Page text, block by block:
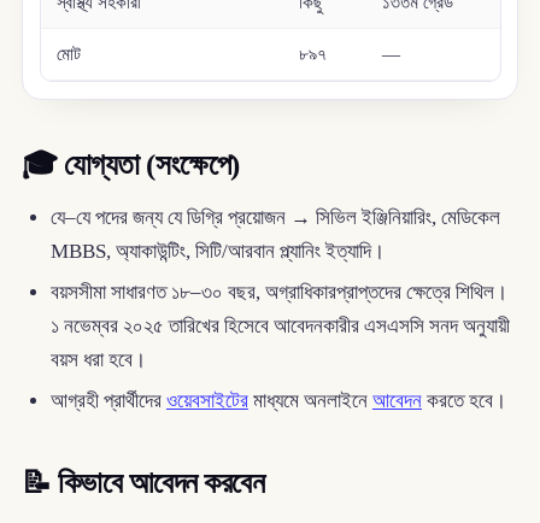
মোট ৮৯৭ —
🎓 যোগ্যতা (সংক্ষেপে)
যে–যে পদের জন্য যে ডিগ্রি প্রয়োজন → সিভিল ইঞ্জিনিয়ারিং, মেডিকেল
MBBS, অ্যাকাউন্টিং, সিটি/আরবান প্ল্যানিং ইত্যাদি।
বয়সসীমা সাধারণত ১৮–৩০ বছর, অগ্রাধিকারপ্রাপ্তদের ক্ষেত্রে শিথিল।
১ নভেম্বর ২০২৫ তারিখের হিসেবে আবেদনকারীর এসএসসি সনদ অনুযায়ী
বয়স ধরা হবে।
আগ্রহী প্রার্থীদের ওয়েবসাইটেরমাধ্যমে অনলাইনে আবেদনকরতে হবে।
📝 কিভাবে আবেদন করবেন